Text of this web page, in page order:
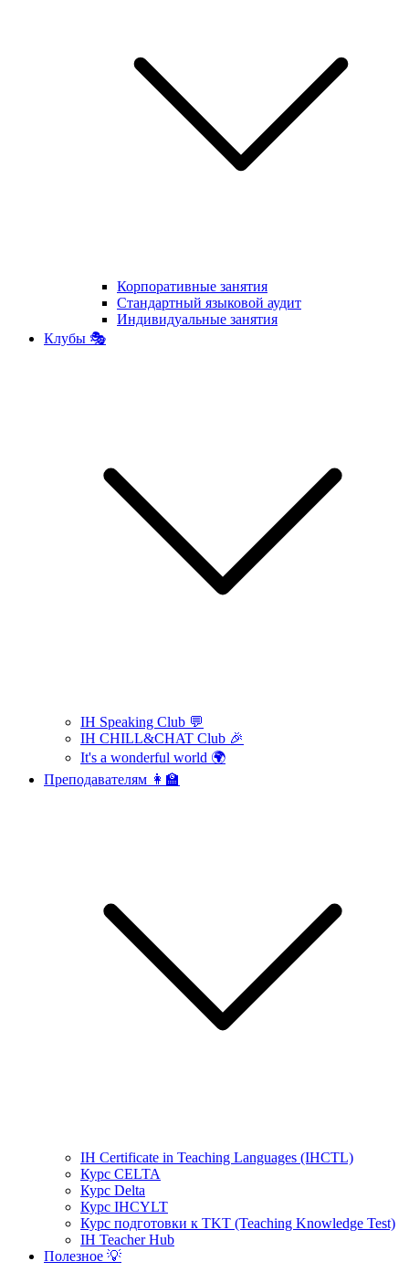
Корпоративные занятия
Стандартный языковой аудит
Индивидуальные занятия
Клубы 🎭
IH Speaking Club 💬
IH CHILL&CHAT Club 🎉
It's a wonderful world 🌍
Преподавателям 👩‍🏫
IH Certificate in Teaching Languages (IHCTL)
Курс CELTA
Курс Delta
Курс IHCYLT
Курс подготовки к TKT (Teaching Knowledge Test)
IH Teacher Hub
Полезное 💡